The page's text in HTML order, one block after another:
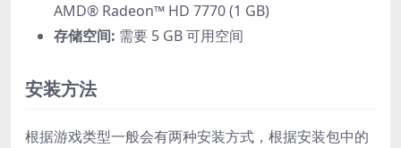
AMD® Radeon™ HD 7770 (1 GB)
存储空间: 需要 5 GB 可用空间
安装方法
根据游戏类型一般会有两种安装方式，根据安装包中的